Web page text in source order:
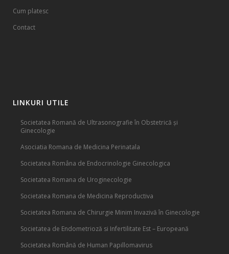
Cum platesc
Contact
LINKURI UTILE
Societatea Romană de Ultrasonografie în Obstetrică și
Ginecologie
Asociatia Romana de Medicina Perinatala
Societatea Româna de Endocrinologie Ginecologica
Societatea Romana de Uroginecologie
Societatea Romana de Medicina Reproductiva
Societatea Romana de Chirurgie Minim Invazivă în Ginecologie
Societatea de Endometrioză si Infertilitate Est – Europeană
Societatea Română de Human Papillomavirus